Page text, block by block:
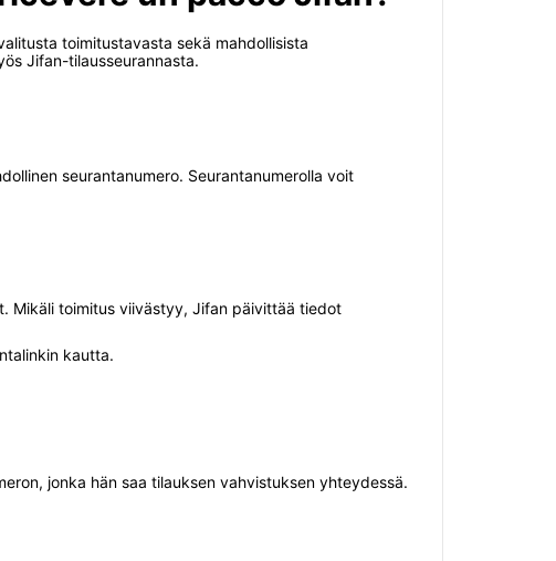
toimitustavasta sekä mahdollisista
Jifan-tilausseurannasta.
seurantanumero. Seurantanumerolla voit
Mikäli toimitus viivästyy, Jifan päivittää tiedot
kautta.
jonka hän saa tilauksen vahvistuksen yhteydessä.